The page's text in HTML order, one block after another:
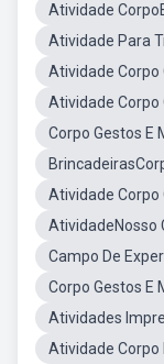
Atividade
Atividade Para
Atividade Corpo
Atividade Corpo
Corpo Gestos E
Atividade Corpo
AtividadeNosso
Campo De
Corpo Gestos E
Atividades
Atividade Corpo